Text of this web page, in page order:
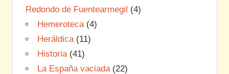
Redondo de Fuentearmegil (4)
Hemeroteca(4)
Heráldica(11)
Historia(41)
La España vaciada(22)